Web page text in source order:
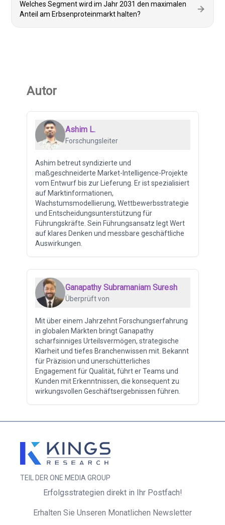
Welches Segment wird im Jahr 2031 den maximalen
Anteil am Erbsenproteinmarkt halten?
Autor
Ashim L.
Forschungsleiter
Ashim betreut syndizierte und
maßgeschneiderte Market-Intelligence-Projekte
vom Entwurf bis zur Lieferung. Er ist spezialisiert
auf Marktinformationen,
Wachstumsmodellierung, Wettbewerbsstrategie
und Entscheidungsunterstützung für
Führungskräfte. Sein Führungsansatz legt Wert
auf klares Denken und messbare geschäftliche
Auswirkungen.
Ganapathy Subramaniam Suresh
Überprüft von
Mit über einem Jahrzehnt Forschungserfahrung
in globalen Märkten bringt Ganapathy
scharfsinniges Urteilsvermögen, strategische
Klarheit und tiefes Branchenwissen mit. Bekannt
für Präzision und unerschütterliches
Engagement für Qualität, führt er Teams und
Kunden mit Erkenntnissen, die konsequent zu
wirkungsvollen Geschäftsergebnissen führen.
TEIL DER ONE MEDIA GROUP
Erfolgsstrategien direkt in Ihr Postfach!
Erhalten Sie Unseren Monatlichen Newsletter